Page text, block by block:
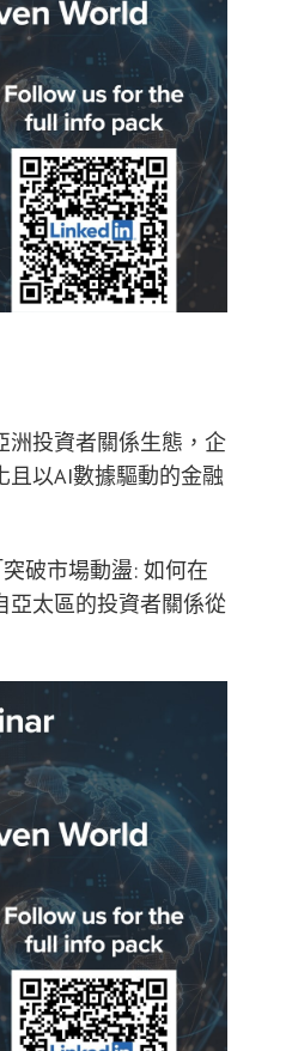
投資者關係生態，企
以AI數據驅動的金融
破市場動盪: 如何在
亞太區的投資者關係從